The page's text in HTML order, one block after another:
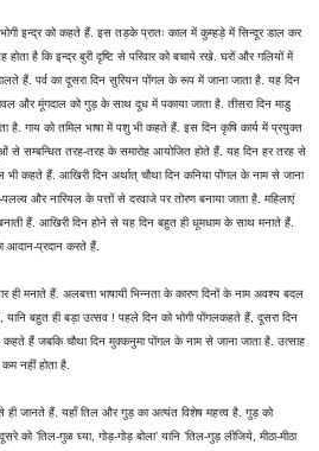
इन्द्र को कहते हैं. इस तड़के प्रातः काल में कुम्हड़े में सिन्दूर डाल कर
है कि इन्द्र बुरी दृष्टि से परिवार को बचाये रखे. घरों और गलियों में
हैं. पर्व का दूसरा दिन सुरियन पोंगल के रूप में जाना जाता है. यह दिन
और मूंगदाल को गुड़ के साथ दूध में पकाया जाता है. तीसरा दिन माडु
है. गाय को तमिल भाषा में पशु भी कहते हैं. इस दिन कृषि कार्य में प्रयुक्त
सम्बन्धित तरह-तरह के समारोह आयोजित होते हैं. यह दिन हर तरह से
भी कहते हैं. आखिरी दिन अर्थात् चौथा दिन कनिया पोंगल के नाम से जाना
और नारियल के पत्तों से दरवाजे पर तोरण बनाया जाता है. महिलाएं
हैं. आखिरी दिन होने से यह दिन बहुत ही धूमधाम के साथ मनाते हैं.
आदान-प्रदान करते हैं.
ही मनाते हैं. अलबत्ता भाषायी भिन्नता के कारण दिनों के नाम अवश्य बदल
बहुत ही बड़ा उत्सव ! पहले दिन को भोगी पोंगलकहते हैं, दूसरा दिन
कहते हैं जबकि चौथा दिन मुक्कनुमा पोंगल के नाम से जाना जाता है. उत्साह
नहीं होता है.
से ही जानते हैं. यहाँ तिल और गुड़ का अत्यंत विशेष महत्त्व है. गुड़ को
को ’तिल-गुळ घ्या, गोड़-गोड़ बोला’ यानि ’तिल-गुड़ लीजिये, मीठा-मीठा